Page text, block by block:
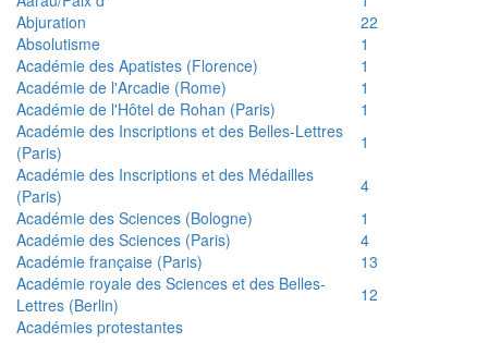
Abjuration
22
Absolutisme
1
Académie des Apatistes (Florence)
1
Académie de l'Arcadie (Rome)
1
Académie de l'Hôtel de Rohan (Paris)
1
Académie des Inscriptions et des Belles-Lettres
(Paris)
1
Académie des Inscriptions et des Médailles
(Paris)
4
Académie des Sciences (Bologne)
1
Académie des Sciences (Paris)
4
Académie française (Paris)
13
Académie royale des Sciences et des Belles-
Lettres (Berlin)
12
Académies protestantes